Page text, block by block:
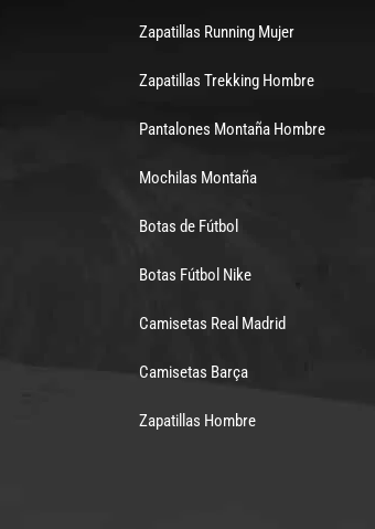
Zapatillas Running Mujer
Zapatillas Trekking Hombre
Pantalones Montaña Hombre
Mochilas Montaña
Botas de Fútbol
Botas Fútbol Nike
Camisetas Real Madrid
Camisetas Barça
Zapatillas Hombre